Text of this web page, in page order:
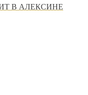
В АЛЕКСИНЕ